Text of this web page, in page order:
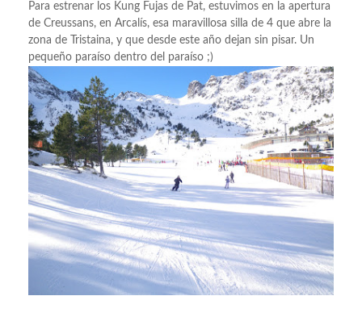
Para estrenar los Kung Fujas de Pat, estuvimos en la apertura
de Creussans, en Arcalís, esa maravillosa silla de 4 que abre la
zona de Tristaina, y que desde este año dejan sin pisar. Un
pequeño paraíso dentro del paraíso ;)